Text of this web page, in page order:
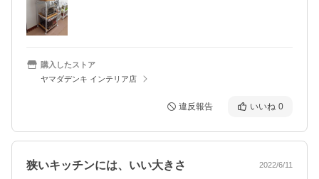
購入したストア
ヤマダデンキ インテリア店
違反報告 いいね 0
狭いキッチンには、いい大きさ 2022/6/11